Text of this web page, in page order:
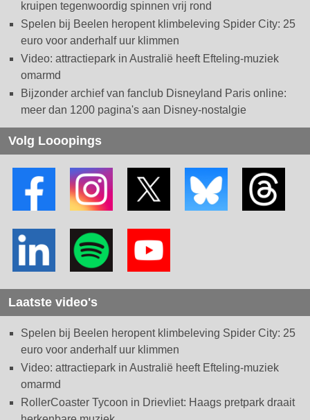
kruipen tegenwoordig spinnen vrij rond
Spelen bij Beelen heropent klimbeleving Spider City: 25
euro voor anderhalf uur klimmen
Video: attractiepark in Australië heeft Efteling-muziek
omarmd
Bijzonder archief van fanclub Disneyland Paris online:
meer dan 1200 pagina's aan Disney-nostalgie
Volg Looopings
Laatste video's
Spelen bij Beelen heropent klimbeleving Spider City: 25
euro voor anderhalf uur klimmen
Video: attractiepark in Australië heeft Efteling-muziek
omarmd
RollerCoaster Tycoon in Drievliet: Haags pretpark draait